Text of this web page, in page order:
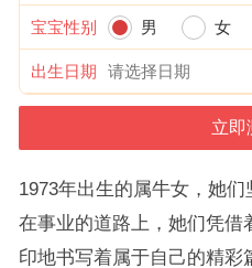
宝宝性别 男 女
出生日期
1973年出生的属牛女，她们
在事业的道路上，她们凭借
印地书写着属于自己的精彩